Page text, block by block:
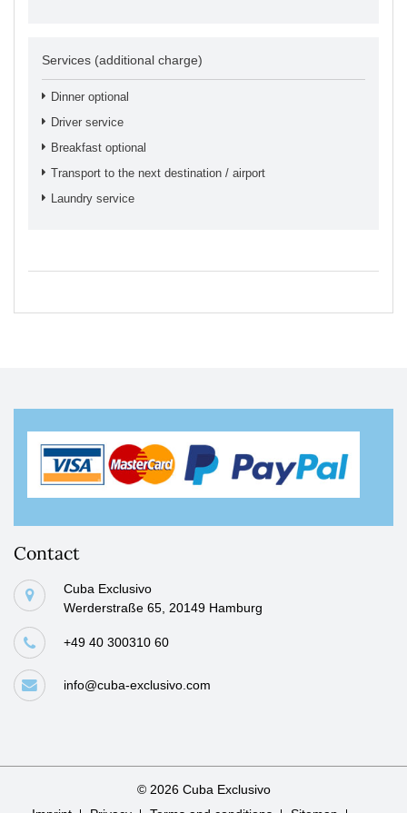
Services (additional charge)
Dinner optional
Driver service
Breakfast optional
Transport to the next destination / airport
Laundry service
Contact
Cuba Exclusivo
Werderstraße 65, 20149 Hamburg
+49 40 300310 60
info@cuba-exclusivo.com
© 2026 Cuba Exclusivo